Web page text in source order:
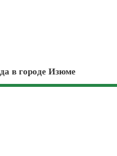
в городе Изюме